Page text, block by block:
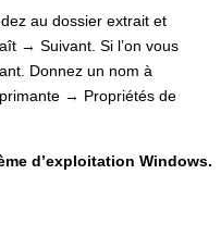
au dossier extrait et
→ Suivant. Si l’on vous
Donnez un nom à
→ Propriétés de
d’exploitation Windows.